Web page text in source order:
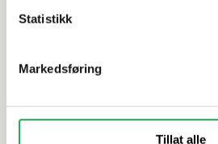
Statistikk
Markedsføring
Tillat alle
munnstykke ARM 985, Bronse